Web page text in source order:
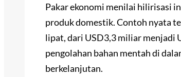
Pakar ekonomi menilai hilirisasi
produk domestik. Contoh nyata
lipat, dari USD3,3 miliar menjadi
pengolahan bahan mentah di
berkelanjutan.